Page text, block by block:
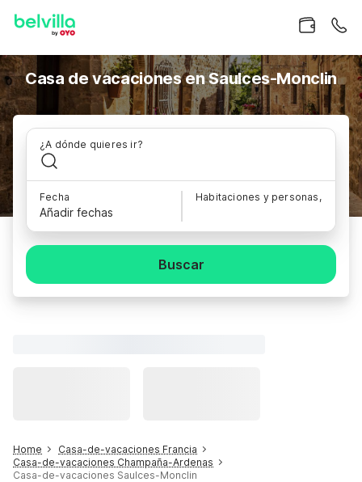
Casa de vacaciones en Saulces-Monclin
¿A dónde quieres ir?
Fecha
Añadir fechas
Habitaciones y personas,
Buscar
Home
Casa-de-vacaciones Francia
Casa-de-vacaciones Champaña-Ardenas
Casa-de-vacaciones Saulces-Monclin